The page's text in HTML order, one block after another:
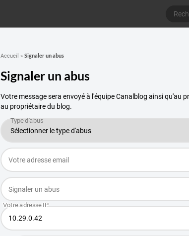
Accueil » Signaler un abus
Signaler un abus
Votre message sera envoyé à l'équipe Canalblog ainsi qu'au
au propriétaire du blog.